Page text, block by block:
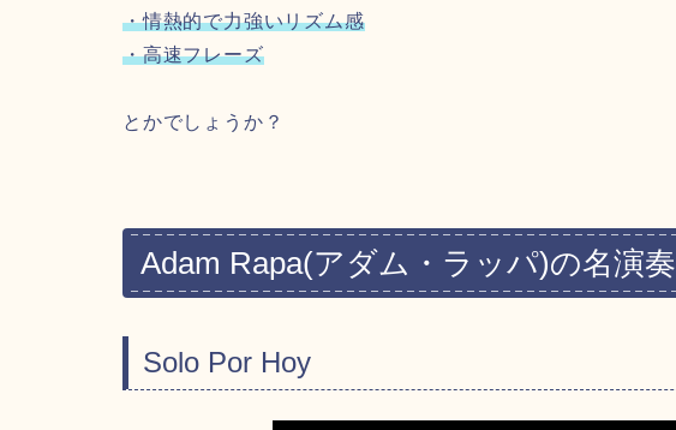
・情熱的で力強いリズム感
・高速フレーズ
とかでしょうか？
Adam Rapa(アダム・ラッパ)の名演奏
Solo Por Hoy